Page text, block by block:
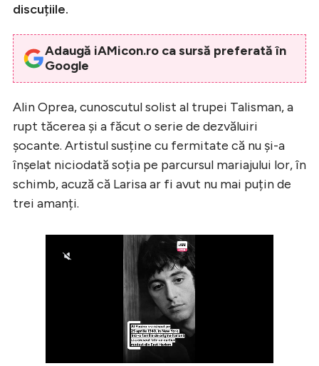
discuțiile.
Adaugă iAMicon.ro ca sursă preferată în
Google
Alin Oprea, cunoscutul solist al trupei Talisman, a
rupt tăcerea și a făcut o serie de dezvăluiri
șocante. Artistul susține cu fermitate că nu și-a
înșelat niciodată soția pe parcursul mariajului lor, în
schimb, acuză că Larisa ar fi avut nu mai puțin de
trei amanți.